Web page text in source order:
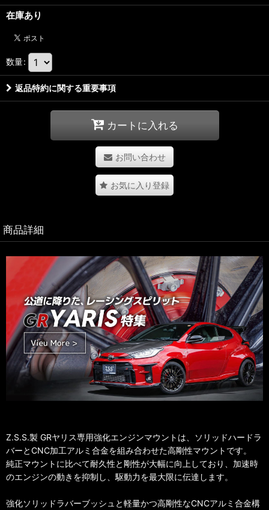
在庫あり
数量:
返品特約に関する重要事項
カートに入れる
お問い合わせ
お気に入り登録
商品詳細
Z.S.S.製 GRヤリス専用強化エンジンマウントは、ソリッドハードラ
バーとCNC加工アルミ合金を組み合わせた高剛性マウントです。
純正マウントに比べて耐久性と剛性が大幅に向上しており、加速時
のエンジンの動きを抑制し、駆動力を最大限に伝達します。
強化ソリッドラバーブッシュと軽量かつ高剛性なCNCアルミ合金構